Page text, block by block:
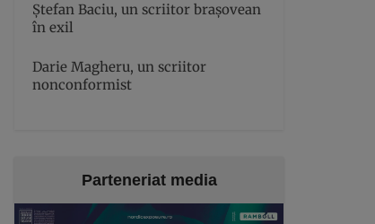
Ștefan Baciu, un scriitor brașovean
în exil
Darie Magheru, un scriitor
nonconformist
Parteneriat media